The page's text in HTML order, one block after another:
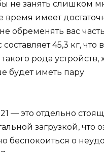
не занять слишком
время имеет
обременять вас
45,3 кг, что
рода устройств,
будет иметь пару
— это отдельно
загрузкой, что
беспокоиться о